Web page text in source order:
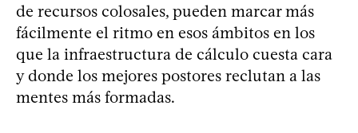
de recursos colosales, pueden marcar más
fácilmente el ritmo en esos ámbitos en los
que la infraestructura de cálculo cuesta cara
y donde los mejores postores reclutan a las
mentes más formadas.